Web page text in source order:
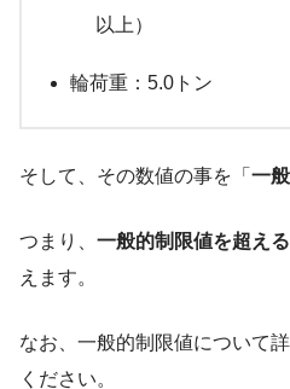
以上）
輪荷重：5.0トン
そして、その数値の事を「 一
つまり、 一般的制限値を超え
えます。
なお、一般的制限値について
ください。